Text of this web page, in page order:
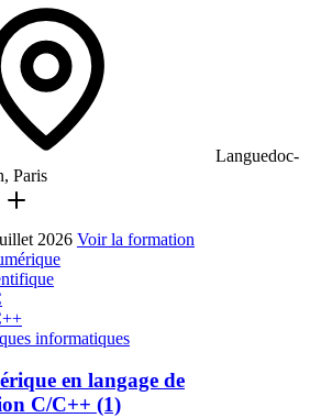
Languedoc-
Paris
2026 Voir la formation
informatiques
en langage de
C/C++ (1)